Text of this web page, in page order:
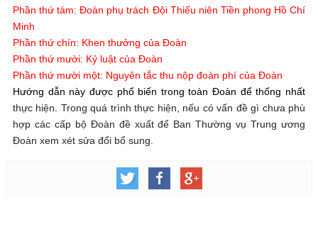
Phần thứ tám:Đoàn phụ trách Đội Thiếu niên Tiền phong Hồ Chí
Minh
Phần thứ chín: Khen thưởng của Đoàn
Phần thứ mười: Kỷ luật của Đoàn
Phần thứ mười một: Nguyên tắc thu nộp đoàn phí của Đoàn
Hướng dẫn này được phổ biến trong toàn Đoàn để thống nhất
thực hiện. Trong quá trình thực hiện, nếu có vấn đề gì chưa phù
hợp các cấp bộ Đoàn đề xuất để Ban Thường vụ Trung ương
Đoàn xem xét sửa đổi bổ sung.